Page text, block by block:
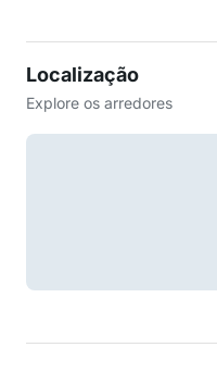
Localização
Explore os arredores